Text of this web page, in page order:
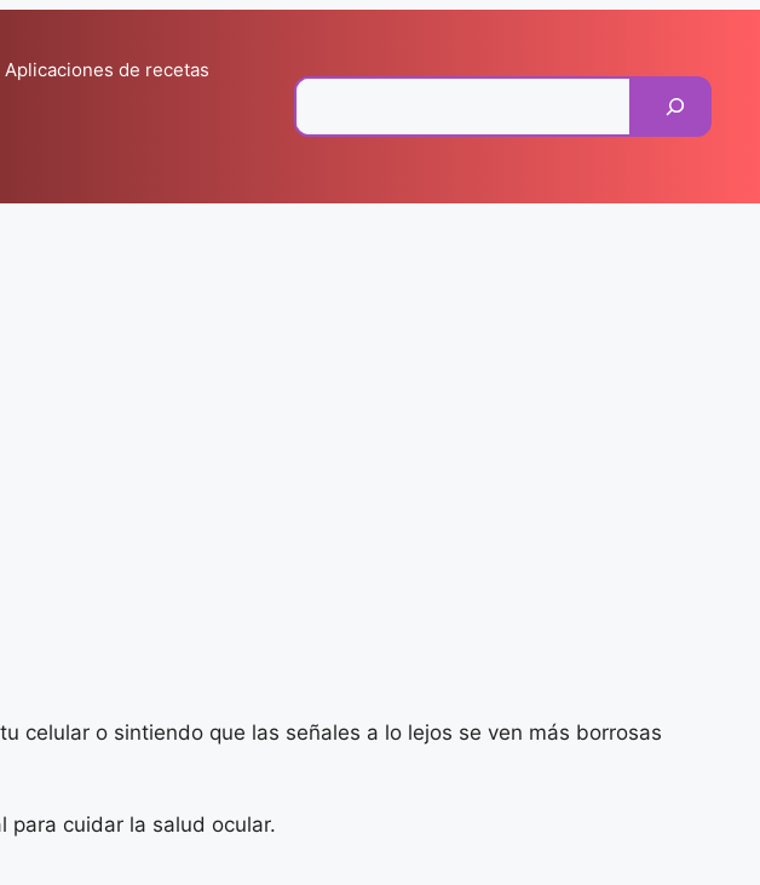
Aplicaciones de recetas
celular o sintiendo que las señales a lo lejos se ven más borrosas
para cuidar la salud ocular.